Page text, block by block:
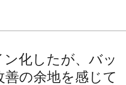
ン化したが、バッ
の余地を感じて